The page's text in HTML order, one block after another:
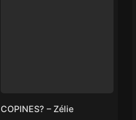
COPINES? – Zélie